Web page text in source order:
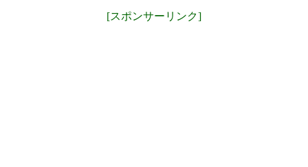
[スポンサーリンク]